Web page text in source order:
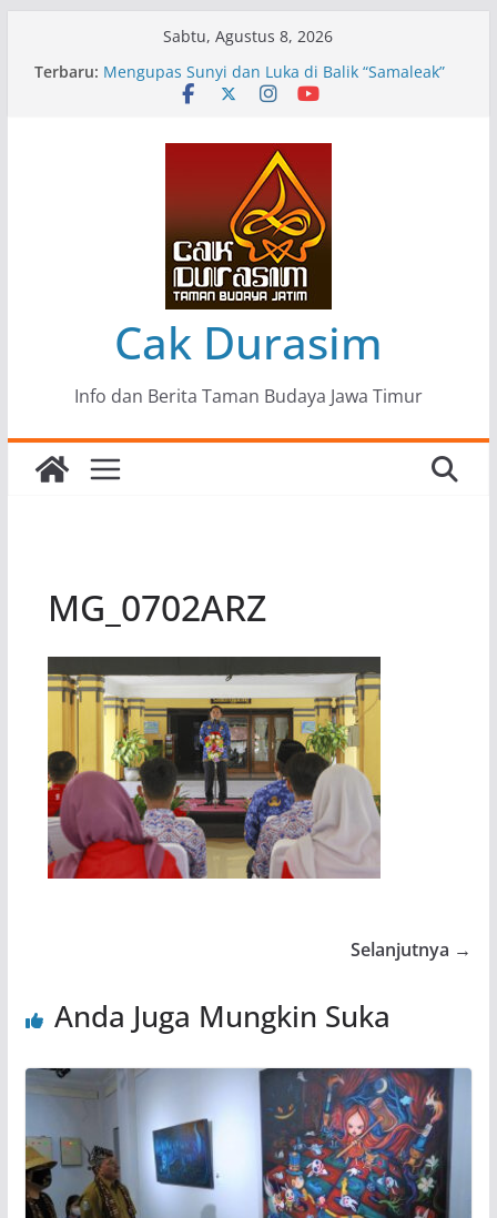
Sabtu, Agustus 8, 2026
Terbaru: Pameran Lukisan Komunitas Patria Seni Rupa
Kota Blitar : Ketika “Bergerak” Menjadi Mantra
Mengupas Sunyi dan Luka di Balik “Samaleak”
Menjaga Marwah Seni dan Budaya: Catatan
Kunjungan Kerja Ir. Bambang Haryo Soekartono
(BHS) Anggota DPR RI ke Taman Budaya Jawa
Pameran Tunggal 35 Karya Agus Koecink
“Tumbang Tambang”, Ungkapan Kritis Tentang
Derita Pekerja Pertambangan
Cak Durasim
Info dan Berita Taman Budaya Jawa Timur
MG_0702ARZ
Selanjutnya →
Anda Juga Mungkin Suka